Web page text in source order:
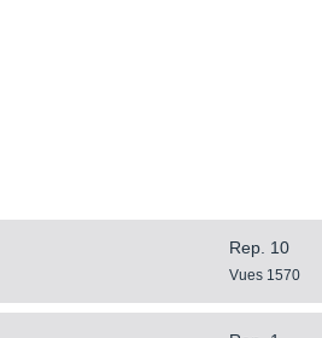
Rep. 10
Vues 1570